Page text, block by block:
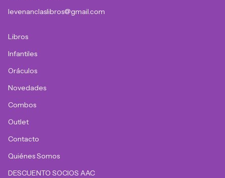
levenanclaslibros@gmail.com
Libros
Infantiles
Oráculos
Novedades
Combos
Outlet
Contacto
Quiénes Somos
DESCUENTO SOCIOS AAC